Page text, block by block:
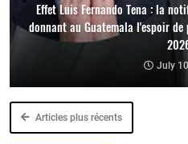
Effet Luis Fernando Tena : la
donnant au Guatemala l'espoir
July
Articles plus récents